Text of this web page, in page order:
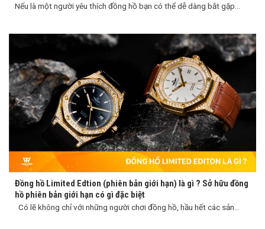
Nếu là một người yêu thích đồng hồ bạn có thể dễ dàng bắt gặp...
Đồng hồ Limited Edtion (phiên bản giới hạn) là gì ? Sở hữu đồng
hồ phiên bản giới hạn có gì đặc biệt
Có lẽ không chỉ với những người chơi đồng hồ, hầu hết các sản...